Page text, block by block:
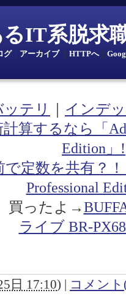
IT系脱求
グ｜ アーカイブ｜ HTTPへ｜
テリ
インデ
算するなら「
Edition」!
定数を共有？
Professional
買ったよ→
ライブ BR-
日 17:10) | コメント